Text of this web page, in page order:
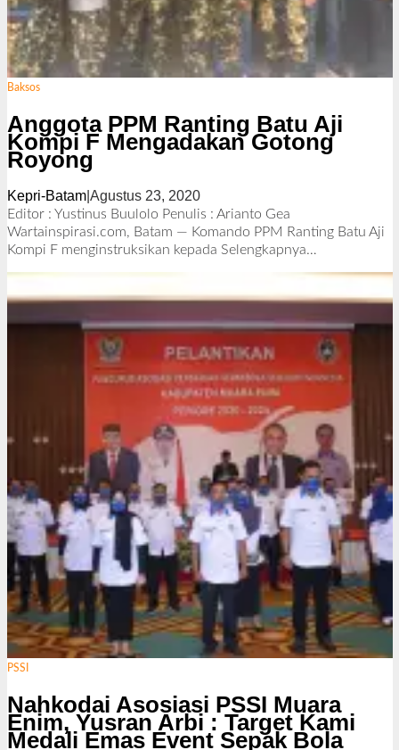
Baksos
Anggota PPM Ranting Batu Aji
Kompi F Mengadakan Gotong
Royong
Kepri-Batam| Agustus 23, 2020o
l
e
h
d
a
k
s
i
Editor : Yustinus Buulolo Penulis : Arianto Gea
Wartainspirasi.com, Batam — Komando PPM Ranting Batu Aji
Kompi F menginstruksikan kepada Selengkapnya…
PSSI
Nahkodai Asosiasi PSSI Muara
Enim, Yusran Arbi : Target Kami
Medali Emas Event Sepak Bola